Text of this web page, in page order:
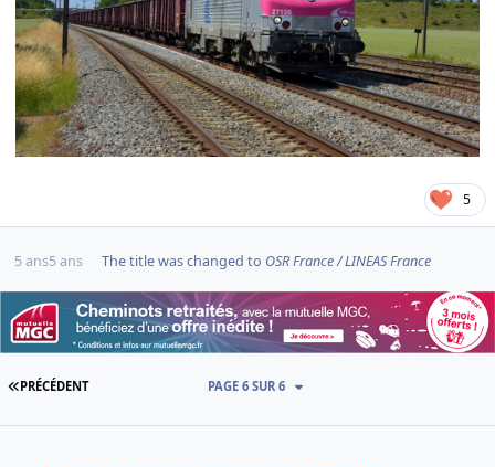
5
5 ans5 ans The title was changed to OSR France / LINEAS France
PREMIÈRE PAGE
PRÉCÉDENT PAGE 6 SUR 6